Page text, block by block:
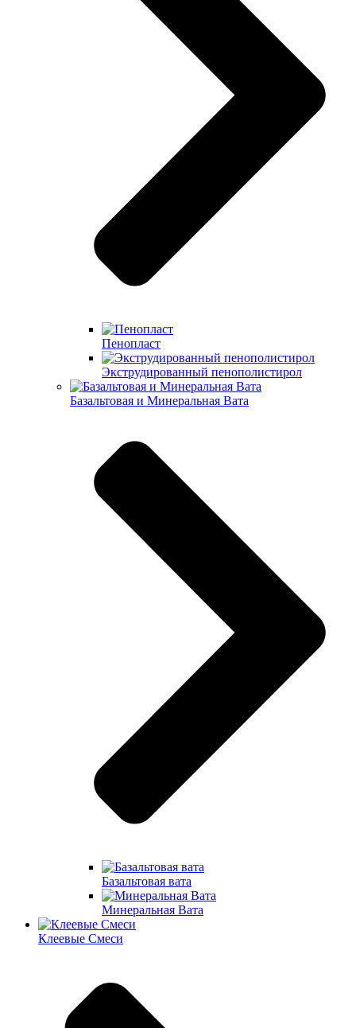
Пенопласт
Экструдированный пенополистирол
Базальтовая и Минеральная Вата
Базальтовая вата
Минеральная Вата
Клеевые Смеси